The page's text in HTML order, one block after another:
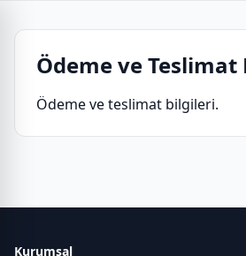
Ödeme ve
Ödeme ve teslimat bilgileri.
Kurumsal